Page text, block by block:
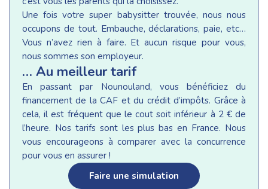
Une fois votre super babysitter trouvée, nous nous
occupons de tout. Embauche, déclarations, paie, etc…
Vous n’avez rien à faire. Et aucun risque pour vous,
nous sommes son employeur.
… Au meilleur tarif
En passant par Nounouland, vous bénéficiez du
financement de la CAF et du crédit d’impôts. Grâce à
cela, il est fréquent que le cout soit inférieur à 2 € de
l’heure. Nos tarifs sont les plus bas en France. Nous
vous encourageons à comparer avec la concurrence
pour vous en assurer !
Faire une simulation